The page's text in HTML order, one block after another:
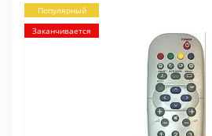
Популярный
Заканчивается